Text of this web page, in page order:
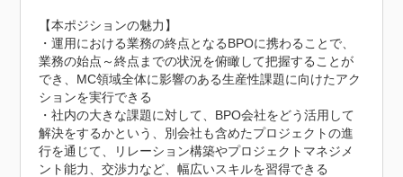
【本ポジションの魅力】
・運用における業務の終点となるBPOに携わることで、
業務の始点～終点までの状況を俯瞰して把握することが
でき、MC領域全体に影響のある生産性課題に向けたアク
ションを実行できる
・社内の大きな課題に対して、BPO会社をどう活用して
解決をするかという、別会社も含めたプロジェクトの進
行を通じて、リレーション構築やプロジェクトマネジメ
ント能力、交渉力など、幅広いスキルを習得できる